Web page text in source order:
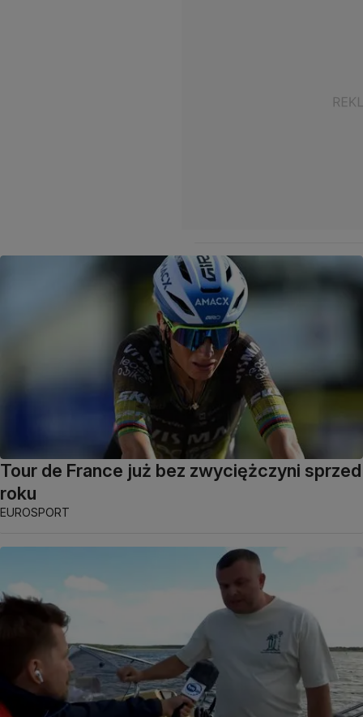
Tour de France już bez zwyciężczyni sprzed
roku
EUROSPORT